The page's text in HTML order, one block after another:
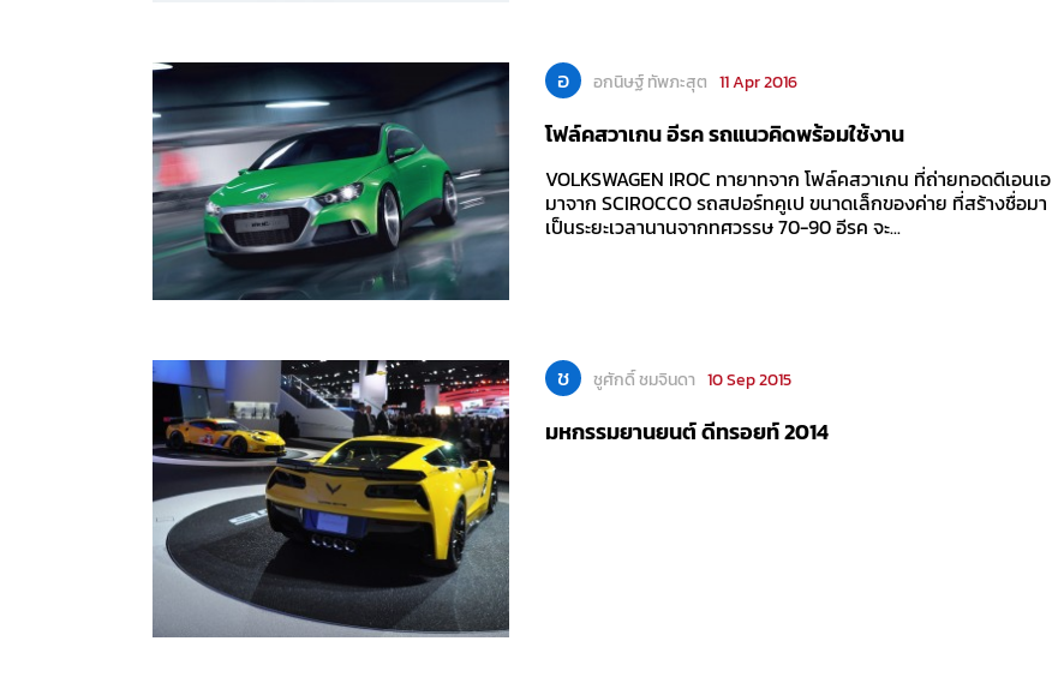
อ อกนิษฐ์ ทัพภะสุต 11 Apr 2016
โฟล์คสวาเกน อีรค รถแนวคิดพร้อมใช้งาน
VOLKSWAGEN IROC ทายาทจาก โฟล์คสวาเกน ที่ถ่ายทอดดีเอนเอ
มาจาก SCIROCCO รถสปอร์ทคูเป ขนาดเล็กของค่าย ที่สร้างชื่อมา
เป็นระยะเวลานานจากทศวรรษ 70-90 อีรค จะ...
ช ชูศักดิ์ ชมจินดา 10 Sep 2015
มหกรรมยานยนต์ ดีทรอยท์ 2014